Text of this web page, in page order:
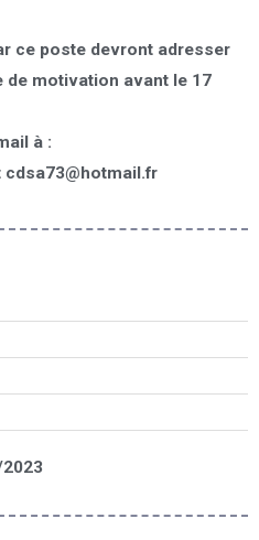
ce poste devront adresser
de motivation avant le 17
à :
cdsa73@hotmail.fr